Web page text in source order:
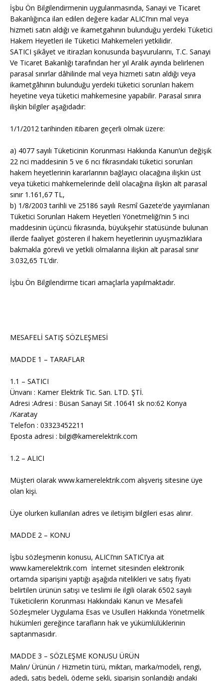
İşbu Ön Bilgilendirmenin uygulanmasında, Sanayi ve Ticaret
Bakanlığınca ilan edilen değere kadar ALICI’nın mal veya
hizmeti satın aldığı ve ikametgahının bulunduğu yerdeki Tüketici
Hakem Heyetleri ile Tüketici Mahkemeleri yetkilidir.
SATICI şikâyet ve itirazları konusunda başvurularını, T.C. Sanayi
Ve Ticaret Bakanlığı tarafından her yıl Aralık ayında belirlenen
parasal sınırlar dâhilinde mal veya hizmeti satın aldığı veya
ikametgâhının bulunduğu yerdeki tüketici sorunları hakem
heyetine veya tüketici mahkemesine yapabilir. Parasal sınıra
ilişkin bilgiler aşağıdadır:
1/1/2012 tarihinden itibaren geçerli olmak üzere:
a) 4077 sayılı Tüketicinin Korunması Hakkında Kanun’un değişik
22 nci maddesinin 5 ve 6 ncı fıkrasındaki tüketici sorunları
hakem heyetlerinin kararlarının bağlayıcı olacağına ilişkin üst
veya tüketici mahkemelerinde delil olacağına ilişkin alt parasal
sınır 1.161,67 TL,
b) 1/8/2003 tarihli ve 25186 sayılı Resmî Gazete’de yayımlanan
Tüketici Sorunları Hakem Heyetleri Yönetmeliği’nin 5 inci
maddesinin üçüncü fıkrasında, büyükşehir statüsünde bulunan
illerde faaliyet gösteren il hakem heyetlerinin uyuşmazlıklara
bakmakla görevli ve yetkili olmalarına ilişkin alt parasal sınır
3.032,65 TL’dir.
İşbu Ön Bilgilendirme ticari amaçlarla yapılmaktadır.
MESAFELİ SATIŞ SÖZLEŞMESİ
MADDE 1 – TARAFLAR
1.1 – SATICI
Ünvanı : Kamer Elektrik Tic. San. LTD. ŞTİ.
Adresi :Adresi : Büsan Sanayi Sit .10641 sk no:62 Konya
/Karatay
Telefon : 03323452211
Eposta adresi : bilgi@kamerelektrik.com
1.2 – ALICI
Müşteri olarak www.kamerelektrik.com alışveriş sitesine üye
olan kişi.
Üye olurken kullanılan adres ve iletişim bilgileri esas alınır.
MADDE 2 – KONU
İşbu sözleşmenin konusu, ALICI’nın SATICI’ya ait
www.kamerelektrik.com İnternet sitesinden elektronik
ortamda siparişini yaptığı aşağıda nitelikleri ve satış fiyatı
belirtilen ürünün satışı ve teslimi ile ilgili olarak 6502 sayılı
Tüketicilerin Korunması Hakkındaki Kanun ve Mesafeli
Sözleşmeler Uygulama Esas ve Usulleri Hakkında Yönetmelik
hükümleri gereğince tarafların hak ve yükümlülüklerinin
saptanmasıdır.
MADDE 3 – SÖZLEŞME KONUSU ÜRÜN
Malın/ Ürünün / Hizmetin türü, miktarı, marka/modeli, rengi,
adedi, satış bedeli, ödeme şekli, siparişin sonlandığı andaki